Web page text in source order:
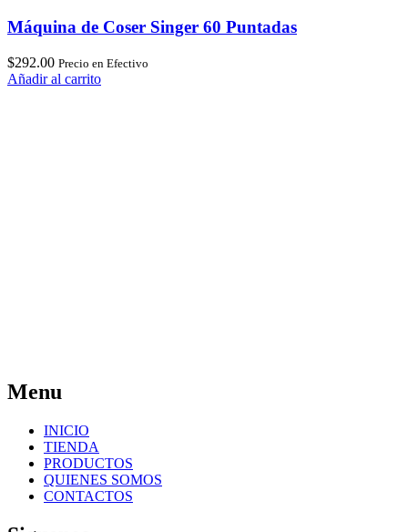
Máquina de Coser Singer 60 Puntadas
$292.00 Precio en Efectivo
Añadir al carrito
Menu
INICIO
TIENDA
PRODUCTOS
QUIENES SOMOS
CONTACTOS